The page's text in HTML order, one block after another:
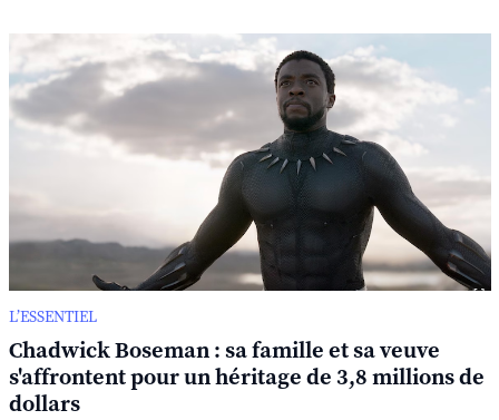
L’ESSENTIEL
Chadwick Boseman : sa famille et sa veuve
s'affrontent pour un héritage de 3,8 millions de
dollars